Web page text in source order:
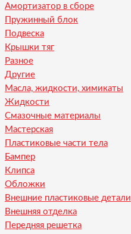
Амортизатор в сборе
Пружинный блок
Подвеска
Крышки тяг
Разное
Другие
Масла, жидкости, химикаты
Жидкости
Смазочные материалы
Мастерская
Пластиковые части тела
Бампер
Клипса
Обложки
Внешние пластиковые детали
Внешняя отделка
Передняя решетка